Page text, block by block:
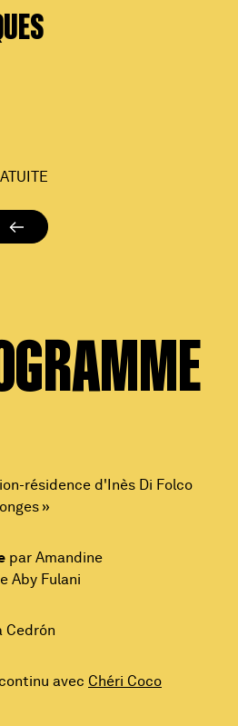
résidence d'Inès Di Folco
»
par Amandine
Aby Fulani
Cedrón
avec Chéri Coco